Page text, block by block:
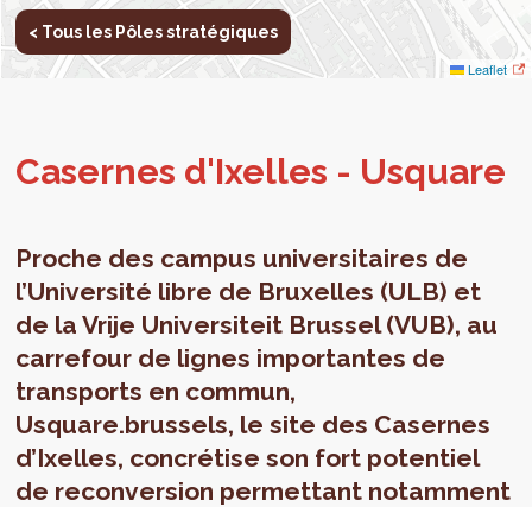
Leaflet
< Tous les Pôles stratégiques
Casernes d'Ixelles - Usquare
Proche des campus universitaires de
l’Université libre de Bruxelles (ULB) et
de la Vrije Universiteit Brussel (VUB), au
carrefour de lignes importantes de
transports en commun,
Usquare.brussels, le site des Casernes
d’Ixelles, concrétise son fort potentiel
de reconversion permettant notamment